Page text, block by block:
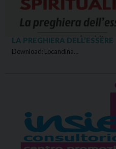
LA PREGHIERA DELL’ESSERE
Download: Locandina…